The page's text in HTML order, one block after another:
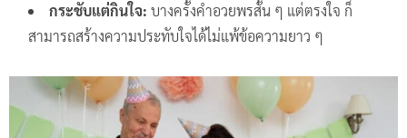
กระชับแต่กินใจ: บางครั้งคำอวยพรสั้น ๆ แต่ตรงใจ ก็
สามารถสร้างความประทับใจได้ไม่แพ้ข้อความยาว ๆ